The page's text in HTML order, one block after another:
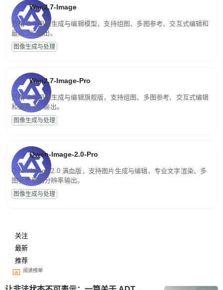
Wan2.7-Image
万相 2.7 图像生成与编辑模型，支持组图、多图参考、交互式编辑和
最高 2K 输出。
图像生成与处理
Wan2.7-Image-Pro
万相 2.7 图像生成与编辑旗舰版，支持组图、多图参考、交互式编辑
和最高 4K 输出。
图像生成与处理
Qwen-Image-2.0-Pro
Qwen-Image-2.0 满血版，支持图片生成与编辑、专业文字渲染、多
图参考和高分辨率输出。
图像生成与处理
关注
最新
推荐
阅读榜单